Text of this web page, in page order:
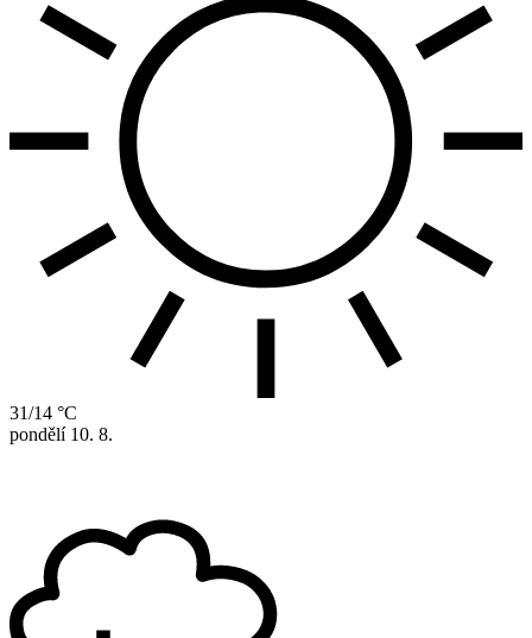
31/14 °C
pondělí 10. 8.